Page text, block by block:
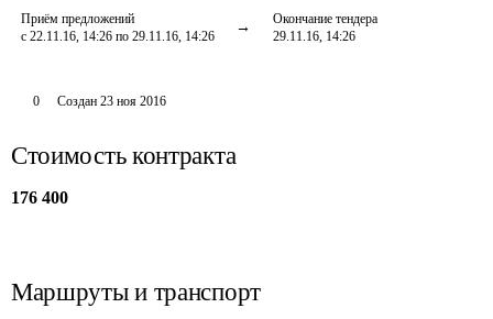
Приём предложений
с 22.11.16, 14:26 по 29.11.16, 14:26
Окончание тендера
29.11.16, 14:26
0 Создан 23 ноя 2016
Стоимость контракта
176 400
Маршруты и транспорт